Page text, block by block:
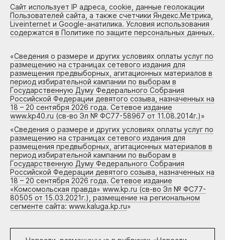
Сайт использует IP адреса, cookie, данные геолокации
Пользователей сайта, а также счетчики Яндекс.Метрика,
Liveinternet и Google-анатилика. Условия использования
содержатся в Политике по защите персональных данных.
«Сведения о размере и других условиях оплаты услуг по
размещению на страницах сетевого издания для
размещения предвыборных, агитационных материалов в
период избирательной кампании по выборам в
Государственную Думу Федерального Собрания
Российской Федерации девятого созыва, назначенных на
18 – 20 сентября 2026 года. Сетевое издание
www.kp40.ru (св-во Эл № ФС77-58967 от 11.08.2014г.)»
«Сведения о размере и других условиях оплаты услуг по
размещению на страницах сетевого издания для
размещения предвыборных, агитационных материалов в
период избирательной кампании по выборам в
Государственную Думу Федерального Собрания
Российской Федерации девятого созыва, назначенных на
18 – 20 сентября 2026 года. Сетевое издание
«Комсомольская правда» www.kp.ru (св-во Эл № ФС77-
80505 от 15.03.2021г.), размещение на региональном
сегменте сайта: www.kaluga.kp.ru»